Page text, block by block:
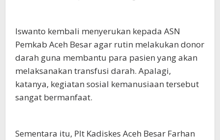
Iswanto kembali menyerukan kepada ASN
Pemkab Aceh Besar agar rutin melakukan donor
darah guna membantu para pasien yang akan
melaksanakan transfusi darah. Apalagi,
katanya, kegiatan sosial kemanusiaan tersebut
sangat bermanfaat.
Sementara itu, Plt Kadiskes Aceh Besar Farhan